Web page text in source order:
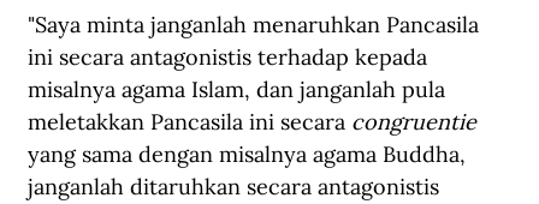
"Saya minta janganlah menaruhkan Pancasila
ini secara antagonistis terhadap kepada
misalnya agama Islam, dan janganlah pula
meletakkan Pancasila ini secara congruentie
yang sama dengan misalnya agama Buddha,
janganlah ditaruhkan secara antagonistis